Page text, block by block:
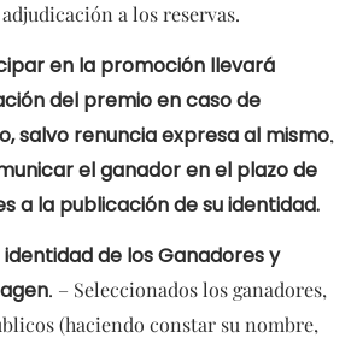
a los reservas.
en la promoción llevará
del premioen caso de
salvo renuncia expresa al mismo,
el ganador en el plazo de
a la publicación de su identidad.
de los Ganadores y
. – Seleccionados los ganadores,
(haciendo constar su nombre,